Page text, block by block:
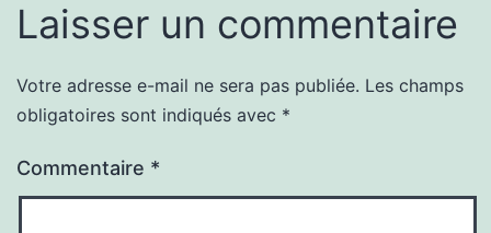
Laisser un commentaire
Votre adresse e-mail ne sera pas publiée. Les champs
obligatoires sont indiqués avec *
Commentaire *